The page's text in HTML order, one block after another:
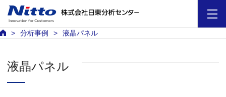
分析事例 液晶パネル
液晶パネル